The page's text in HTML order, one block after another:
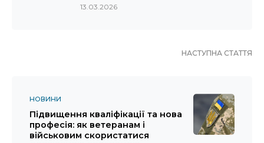
13.03.2026
НАСТУПНА СТАТТЯ
НОВИНИ
Підвищення кваліфікації та нова
професія: як ветеранам і
військовим скористатися